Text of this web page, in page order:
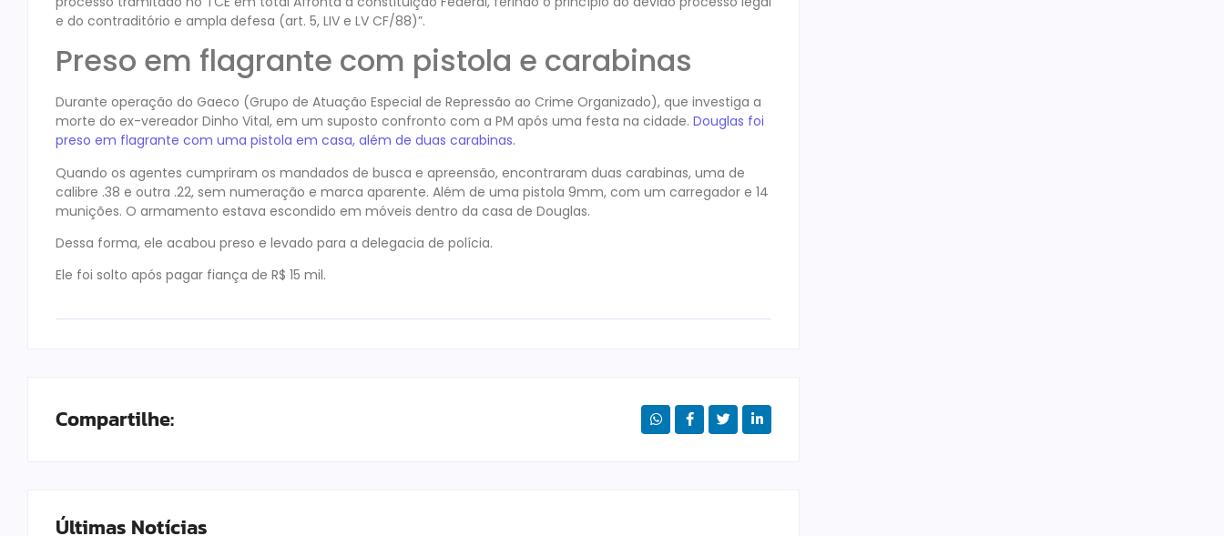
e do contraditório e ampla defesa (art. 5, LIV e LV CF/88)”.
Preso em flagrante com pistola e carabinas
Durante operação do Gaeco (Grupo de Atuação Especial de Repressão ao Crime Organizado), que investiga a
morte do ex-vereador Dinho Vital, em um suposto confronto com a PM após uma festa na cidade. Douglas foi
preso em flagrante com uma pistola em casa, além de duas carabinas.
Quando os agentes cumpriram os mandados de busca e apreensão, encontraram duas carabinas, uma de
calibre .38 e outra .22, sem numeração e marca aparente. Além de uma pistola 9mm, com um carregador e 14
munições. O armamento estava escondido em móveis dentro da casa de Douglas.
Dessa forma, ele acabou preso e levado para a delegacia de polícia.
Ele foi solto após pagar fiança de R$ 15 mil.
Compartilhe:
Últimas Notícias